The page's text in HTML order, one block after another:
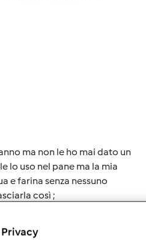
ma non le ho mai dato un
lo uso nel pane ma la mia
e farina senza nessuno
così ;
lasciarla circa un mese in
all'improvviso e al mio
Privacy